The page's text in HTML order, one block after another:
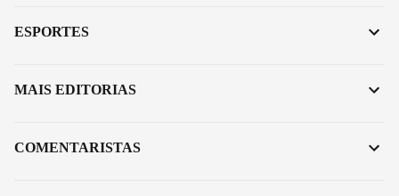
ESPORTES
MAIS EDITORIAS
COMENTARISTAS